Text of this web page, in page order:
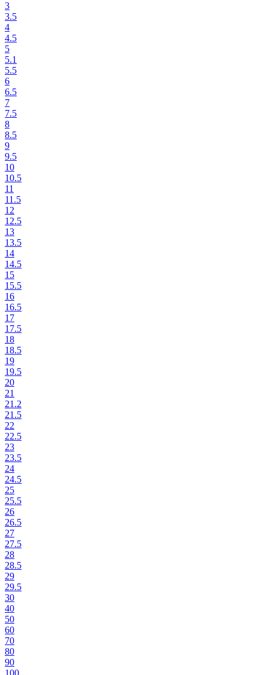
3
3.5
4
4.5
5
5.1
5.5
6
6.5
7
7.5
8
8.5
9
9.5
10
10.5
11
11.5
12
12.5
13
13.5
14
14.5
15
15.5
16
16.5
17
17.5
18
18.5
19
19.5
20
21
21.2
21.5
22
22.5
23
23.5
24
24.5
25
25.5
26
26.5
27
27.5
28
28.5
29
29.5
30
40
50
60
70
80
90
100